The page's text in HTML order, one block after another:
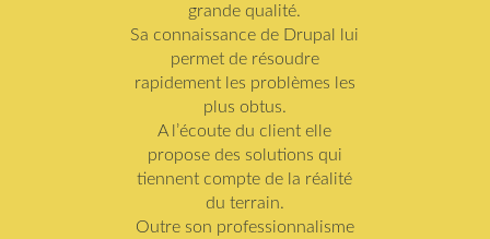
grande qualité.
Sa connaissance de Drupal lui
permet de résoudre
rapidement les problèmes les
plus obtus.
A l’écoute du client elle
propose des solutions qui
tiennent compte de la réalité
du terrain.
Outre son professionnalisme